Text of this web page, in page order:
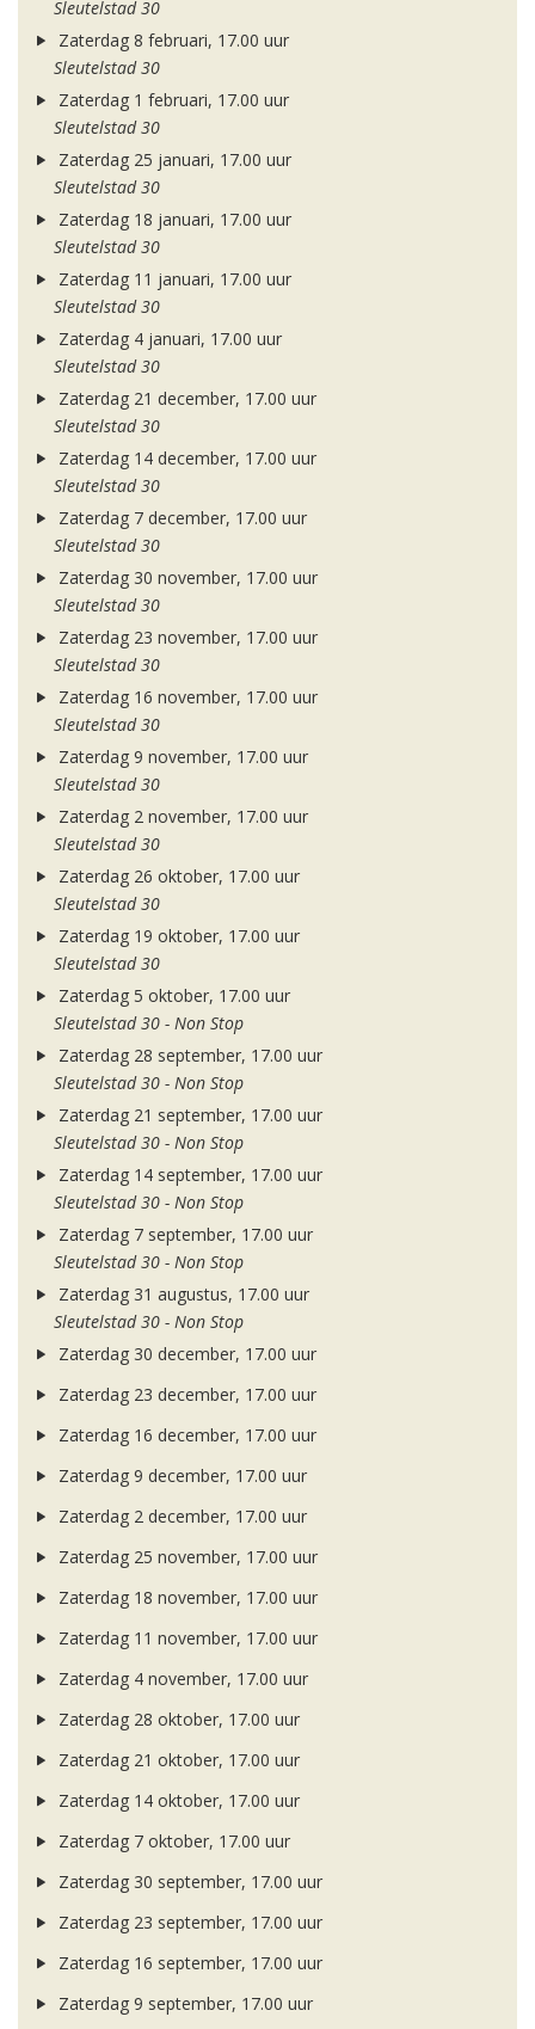
Sleutelstad 30
Zaterdag 8 februari, 17.00 uur
Sleutelstad 30
Zaterdag 1 februari, 17.00 uur
Sleutelstad 30
Zaterdag 25 januari, 17.00 uur
Sleutelstad 30
Zaterdag 18 januari, 17.00 uur
Sleutelstad 30
Zaterdag 11 januari, 17.00 uur
Sleutelstad 30
Zaterdag 4 januari, 17.00 uur
Sleutelstad 30
Zaterdag 21 december, 17.00 uur
Sleutelstad 30
Zaterdag 14 december, 17.00 uur
Sleutelstad 30
Zaterdag 7 december, 17.00 uur
Sleutelstad 30
Zaterdag 30 november, 17.00 uur
Sleutelstad 30
Zaterdag 23 november, 17.00 uur
Sleutelstad 30
Zaterdag 16 november, 17.00 uur
Sleutelstad 30
Zaterdag 9 november, 17.00 uur
Sleutelstad 30
Zaterdag 2 november, 17.00 uur
Sleutelstad 30
Zaterdag 26 oktober, 17.00 uur
Sleutelstad 30
Zaterdag 19 oktober, 17.00 uur
Sleutelstad 30
Zaterdag 5 oktober, 17.00 uur
Sleutelstad 30 - Non Stop
Zaterdag 28 september, 17.00 uur
Sleutelstad 30 - Non Stop
Zaterdag 21 september, 17.00 uur
Sleutelstad 30 - Non Stop
Zaterdag 14 september, 17.00 uur
Sleutelstad 30 - Non Stop
Zaterdag 7 september, 17.00 uur
Sleutelstad 30 - Non Stop
Zaterdag 31 augustus, 17.00 uur
Sleutelstad 30 - Non Stop
Zaterdag 30 december, 17.00 uur
Zaterdag 23 december, 17.00 uur
Zaterdag 16 december, 17.00 uur
Zaterdag 9 december, 17.00 uur
Zaterdag 2 december, 17.00 uur
Zaterdag 25 november, 17.00 uur
Zaterdag 18 november, 17.00 uur
Zaterdag 11 november, 17.00 uur
Zaterdag 4 november, 17.00 uur
Zaterdag 28 oktober, 17.00 uur
Zaterdag 21 oktober, 17.00 uur
Zaterdag 14 oktober, 17.00 uur
Zaterdag 7 oktober, 17.00 uur
Zaterdag 30 september, 17.00 uur
Zaterdag 23 september, 17.00 uur
Zaterdag 16 september, 17.00 uur
Zaterdag 9 september, 17.00 uur